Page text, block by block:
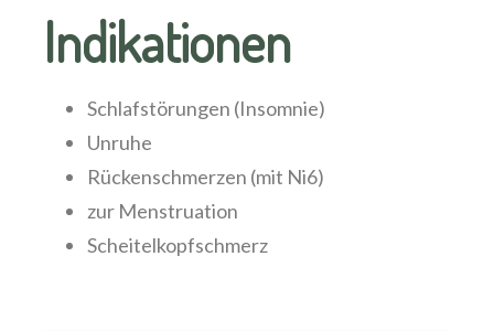
Indikationen
Schlafstörungen (Insomnie)
Unruhe
Rückenschmerzen (mit Ni6)
zur Menstruation
Scheitelkopfschmerz